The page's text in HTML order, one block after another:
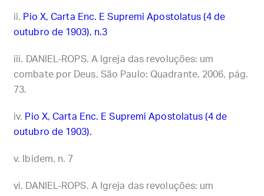
Pio X, Carta Enc. E Supremi Apostolatus (4 de
outubro de 1903), n.3
DANIEL-ROPS. A Igreja das revoluções: um
combate por Deus. São Paulo: Quadrante, 2006, pág.
73.
Pio X, Carta Enc. E Supremi Apostolatus (4 de
outubro de 1903).
Ibidem, n. 7
DANIEL-ROPS. A Igreja das revoluções: um